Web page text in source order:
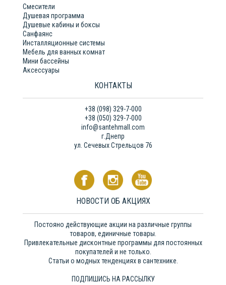
Смесители
Душевая программа
Душевые кабины и боксы
Санфаянс
Инсталляционные системы
Мебель для ванных комнат
Мини бассейны
Аксессуары
КОНТАКТЫ
+38 (098) 329-7-000
+38 (050) 329-7-000
info@santehmall.com
г.Днепр
ул. Сечевых Стрельцов 76
НОВОСТИ ОБ АКЦИЯХ
Постояно действующие акции на различные группы
товаров, единичные товары.
Привлекательные дисконтные программы для постоянных
покупателей и не только.
Статьи о модных тенденциях в сантехнике.
ПОДПИШИСЬ НА РАССЫЛКУ